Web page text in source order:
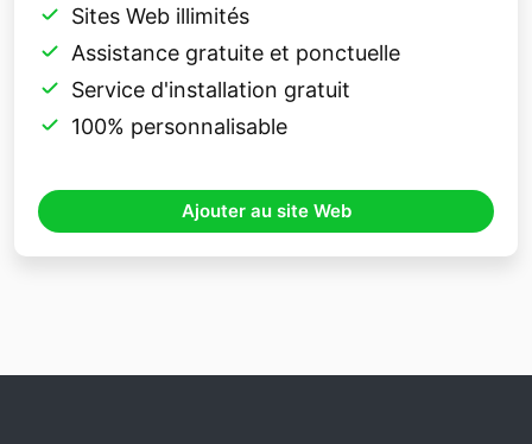
Sites Web illimités
Assistance gratuite et ponctuelle
Service d'installation gratuit
100% personnalisable
Ajouter au site Web